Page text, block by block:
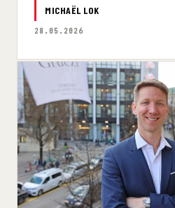
MICHAËL LOK
28.05.2026